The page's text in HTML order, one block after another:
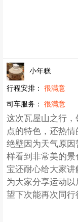
小年糕
行程安排：很满意
司车服务：很满意
这次瓦屋山之行
点的特色，还热
绝壁因为天气原
样看到非常美的
宝还耐心给大家
为大家分享运动
望下次能再次同行